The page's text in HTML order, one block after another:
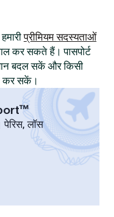
प्रीमियम सदस्यताओं
कर सकते हैं। पासपोर्ट
बदल सकें और किसी
कर सकें।
लॉस